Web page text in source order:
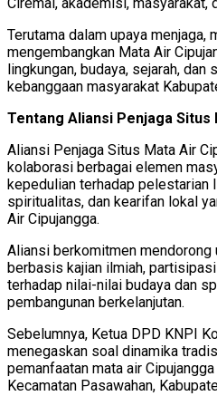
Terutama dalam upaya menjaga,
mengembangkan Mata Air
lingkungan, budaya, sejarah,
kebanggaan masyarakat
Tentang Aliansi Penjaga Situs
Aliansi Penjaga Situs Mata Air
kolaborasi berbagai elemen
kepedulian terhadap pelestarian
spiritualitas, dan kearifan lokal
Air Cipujangga.
Aliansi berkomitmen mendorong
berbasis kajian ilmiah,
terhadap nilai-nilai budaya dan
pembangunan berkelanjutan.
Sebelumnya, Ketua DPD KNPI
menegaskan soal dinamika
pemanfaatan mata air
Kecamatan Pasawahan,